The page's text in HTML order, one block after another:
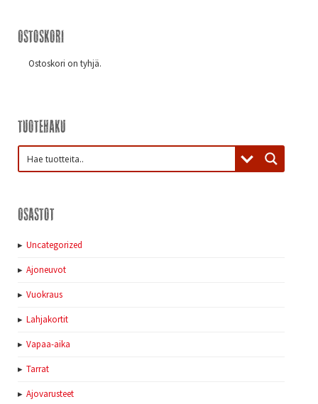
Ostoskori
Ostoskori on tyhjä.
Tuotehaku
Osastot
Uncategorized
Ajoneuvot
Vuokraus
Lahjakortit
Vapaa-aika
Tarrat
Ajovarusteet